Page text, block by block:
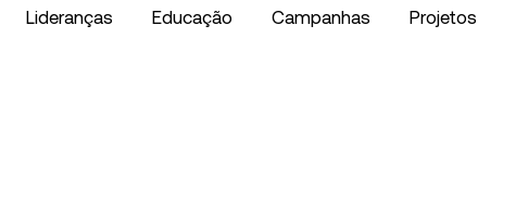
Lideranças Educação Campanhas Projetos